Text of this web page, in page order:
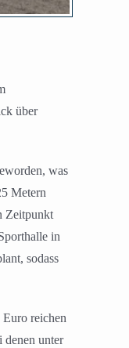
über
was
Metern
Zeitpunkt
in
sodass
reichen
denen unter